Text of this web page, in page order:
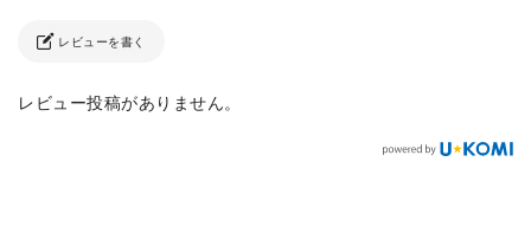
レビューを書く
レビュー投稿がありません。